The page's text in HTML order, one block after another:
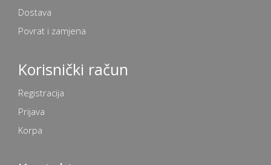
Dostava
Povrat i zamjena
Korisnički račun
Registracija
Prijava
Korpa